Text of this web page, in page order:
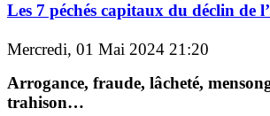
Les 7 péchés capitaux du déclin de
Mercredi, 01 Mai 2024 21:20
Arrogance, fraude, lâcheté,
trahison…